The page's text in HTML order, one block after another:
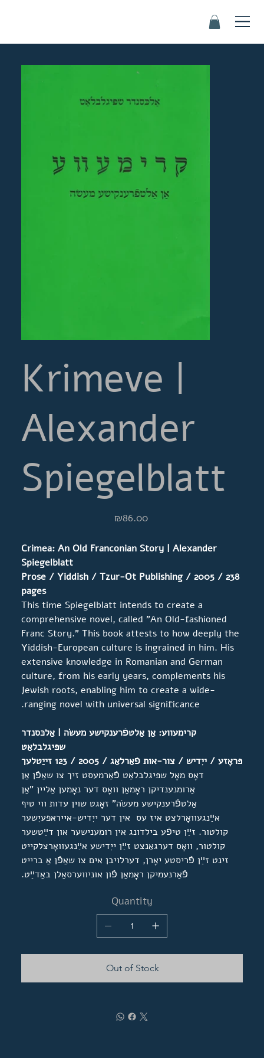
Krimeve |
Alexander
Spiegelblatt
₪86.00
Crimea: An Old Franconian Story | Alexander
Spiegelblatt
Prose / Yiddish / Tzur-Ot Publishing / 2005 / 238
pages
This time Spiegelblatt intends to create a
comprehensive novel, called "An Old-fashioned
Franc Story." This book attests to how deeply the
Yiddish-European culture is ingrained in him. His
extensive knowledge in Romanian and German
culture, from his early years, complements his
Jewish roots, enabling him to create a wide-
ranging novel with universal significance.
קרימעווע: אַן אַלטפֿרענקישע מעשׂה | אַלכּסנדר
שפּיגלבלאַט
פּראָזע / ייִדיש / צור-אות פֿאַרלאַג / 2005 / 123 זייַטלעך
דאָס מאָל שפּיגלבלאַט פֿאַרמעסט זיך צו שאַפֿן אַן
אַרומנענדיקן ראָמאַן וואָס דער נאָמען אַליין "אַן
אַלטפֿרענקישע מעשׂה" זאָגט שוין עדות ווי טיף
אײַנגעוואָרלצט איז עס אין דער ייִדיש-אייראּפעיִשער
קולטור. זײַן טיפֿע בילדונג אין רומענישער און דײַטשער
קולטור, וואָס דערגאַנצט זײַן ייִדישע אײַנגעוואָרצלקייט
זינט זײַן פֿריסטע יאָרן, דערלויבן אים צו שאַפֿן אַ ברייט
פֿאַרנעמיקן ראָמאַן פֿון אוניווערסאַלן באַדײַט.
Quantity
Out of Stock